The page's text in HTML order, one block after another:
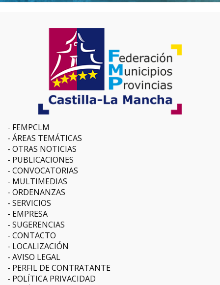
FEMPCLM
ÁREAS TEMÁTICAS
OTRAS NOTICIAS
PUBLICACIONES
CONVOCATORIAS
MULTIMEDIAS
ORDENANZAS
SERVICIOS
EMPRESA
SUGERENCIAS
CONTACTO
LOCALIZACIÓN
AVISO LEGAL
PERFIL DE CONTRATANTE
POLÍTICA PRIVACIDAD